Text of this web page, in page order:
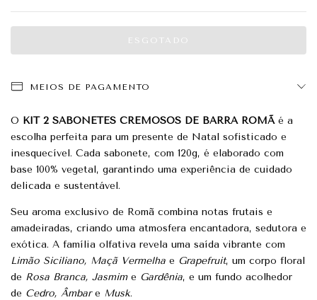
MEIOS DE PAGAMENTO
O KIT 2 SABONETES CREMOSOS DE BARRA ROMÃé a
escolha perfeita para um presente de Natal sofisticado e
inesquecível. Cada sabonete, com 120g, é elaborado com
base 100% vegetal, garantindo uma experiência de cuidado
delicada e sustentável.
Seu aroma exclusivo de Romã combina notas frutais e
amadeiradas, criando uma atmosfera encantadora, sedutora e
exótica. A família olfativa revela uma saída vibrante com
Limão Siciliano, Maçã Vermelha e Grapefruit, um corpo floral
de Rosa Branca, Jasmime Gardênia, e um fundo acolhedor
de Cedro, Âmbare Musk.